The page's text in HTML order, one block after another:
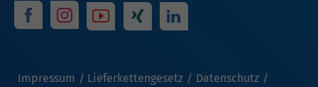
Impressum Lieferkettengesetz
Datenschutz